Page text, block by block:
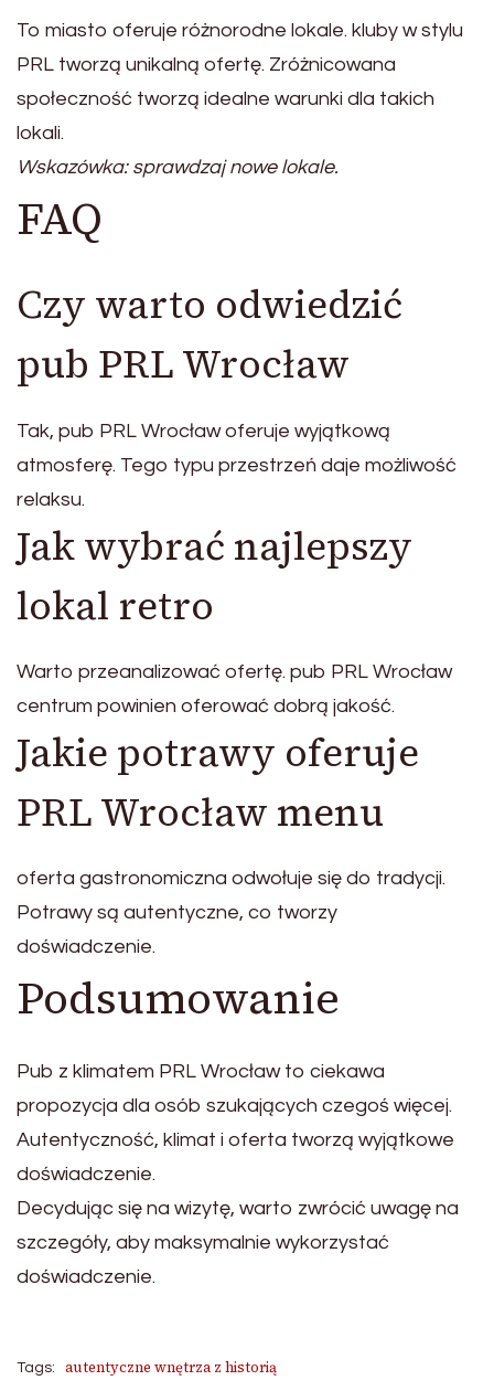
To miasto oferuje różnorodne lokale. kluby w stylu
PRL tworzą unikalną ofertę. Zróżnicowana
społeczność tworzą idealne warunki dla takich
lokali.
Wskazówka: sprawdzaj nowe lokale.
FAQ
Czy warto odwiedzić
pub PRL Wrocław
Tak, pub PRL Wrocław oferuje wyjątkową
atmosferę. Tego typu przestrzeń daje możliwość
relaksu.
Jak wybrać najlepszy
lokal retro
Warto przeanalizować ofertę. pub PRL Wrocław
centrum powinien oferować dobrą jakość.
Jakie potrawy oferuje
PRL Wrocław menu
oferta gastronomiczna odwołuje się do tradycji.
Potrawy są autentyczne, co tworzy
doświadczenie.
Podsumowanie
Pub z klimatem PRL Wrocław to ciekawa
propozycja dla osób szukających czegoś więcej.
Autentyczność, klimat i oferta tworzą wyjątkowe
doświadczenie.
Decydując się na wizytę, warto zwrócić uwagę na
szczegóły, aby maksymalnie wykorzystać
doświadczenie.
Tags:
autentyczne wnętrza z historią